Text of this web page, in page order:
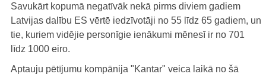
Savukārt kopumā negatīvāk nekā pirms diviem gadiem
Latvijas dalību ES vērtē iedzīvotāji no 55 līdz 65 gadiem, un
tie, kuriem vidējie personīgie ienākumi mēnesī ir no 701
līdz 1000 eiro.
Aptauju pētījumu kompānija "Kantar" veica laikā no šā